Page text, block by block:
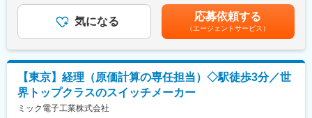
・当社は街なかを走るバスや鉄道の運行に必要な電装部品などの
製造・販売を行っております。全国のバス・鉄道で目にする運賃
箱や液晶行き先表示器、整理券発行器、ICカードシステム等は全
国トップシェアを誇ります（シェア例：鉄道用運賃箱91％、バス
用液晶表示器70％）
・人流回復に伴う会社の設備意欲向上や新紙幣発行対応システム
など時代の流れに合わせて事業は好調です。今後は北米・ASEAN
を中心とした海外展開や、キャッシュレスシステム・運行データ
活用のソリューション・物流市況の活況に伴うEVフォークリフト
あります。
■メッセージ
過去の仕事の内容や方法にとらわれず、柔軟に意見を受け入れる
社管理や、それをベースにした役立つ経営情報の発信など、経理
部門の役割もますます大きくなっています。みなさんの仕事の幅
を拡げたいと思う気概や資質を重視します。好奇心旺盛な方、向
はあくまでも目安の金額であり、選考を通じて上下する可能性が
あります。月給(月額)は固定手当を含めた表記です。
気になる 応募依頼する
（エージェントサービス）
【東京】経理（原価計算の専任担当）◇駅徒歩3分／世
界トップクラスのスイッチメーカー
ミック電子工業株式会社